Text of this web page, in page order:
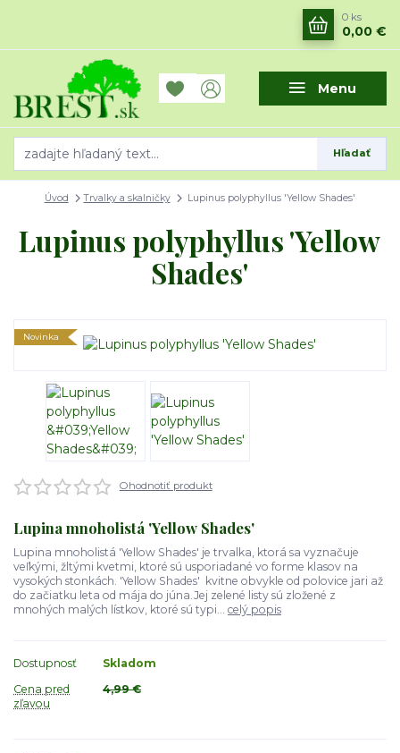
Menu
Hľadať
0 ks
0,00 €
Úvod Trvalky a skalničky Lupinus polyphyllus 'Yellow Shades'
Lupinus polyphyllus 'Yellow
Shades'
Novinka
Ohodnotiť produkt
Lupina mnoholistá 'Yellow Shades'
Lupina mnoholistá 'Yellow Shades' je trvalka, ktorá sa vyznačuje
veľkými, žltými kvetmi, ktoré sú usporiadané vo forme klasov na
vysokých stonkách. 'Yellow Shades' kvitne obvykle od polovice jari až
do začiatku leta od mája do júna.Jej zelené listy sú zložené z
mnohých malých lístkov, ktoré sú typi... celý popis
Dostupnosť
Skladom
Cena pred
zľavou
4,99 €